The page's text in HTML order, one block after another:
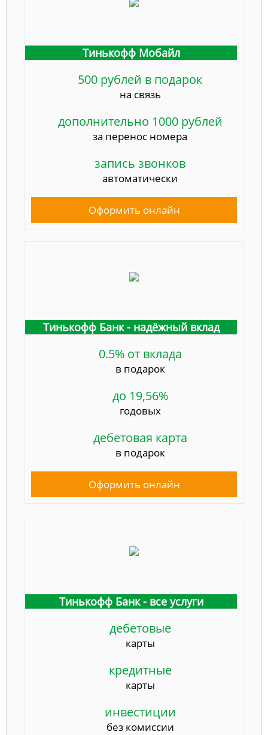
Тинькофф Мобайл
500 рублей в подарок
на связь
дополнительно 1000 рублей
за перенос номера
запись звонков
автоматически
Оформить онлайн
Тинькофф Банк - надёжный вклад
0.5% от вклада
в подарок
до 19,56%
годовых
дебетовая карта
в подарок
Оформить онлайн
Тинькофф Банк - все услуги
дебетовые
карты
кредитные
карты
инвестиции
без комиссии